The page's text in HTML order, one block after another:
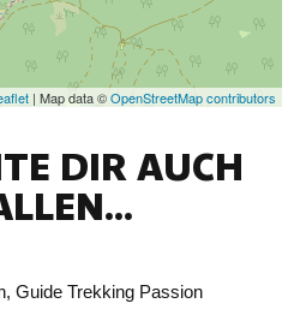
| Map data ©OpenStreetMap contributors
DIR AUCH